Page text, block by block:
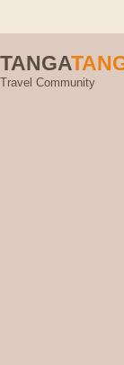
TANGA
Travel Community